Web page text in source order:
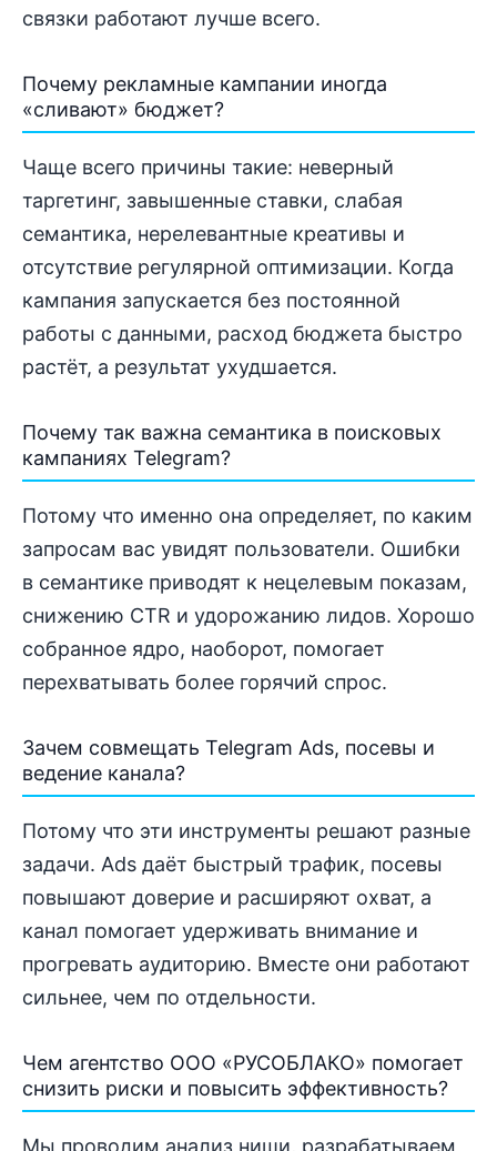
связки работают лучше всего.
Почему рекламные кампании иногда
«сливают» бюджет?
Чаще всего причины такие: неверный
таргетинг, завышенные ставки, слабая
семантика, нерелевантные креативы и
отсутствие регулярной оптимизации. Когда
кампания запускается без постоянной
работы с данными, расход бюджета быстро
растёт, а результат ухудшается.
Почему так важна семантика в поисковых
кампаниях Telegram?
Потому что именно она определяет, по каким
запросам вас увидят пользователи. Ошибки
в семантике приводят к нецелевым показам,
снижению CTR и удорожанию лидов. Хорошо
собранное ядро, наоборот, помогает
перехватывать более горячий спрос.
Зачем совмещать Telegram Ads, посевы и
ведение канала?
Потому что эти инструменты решают разные
задачи. Ads даёт быстрый трафик, посевы
повышают доверие и расширяют охват, а
канал помогает удерживать внимание и
прогревать аудиторию. Вместе они работают
сильнее, чем по отдельности.
Чем агентство ООО «РУСОБЛАКО» помогает
снизить риски и повысить эффективность?
Мы проводим анализ ниши, разрабатываем